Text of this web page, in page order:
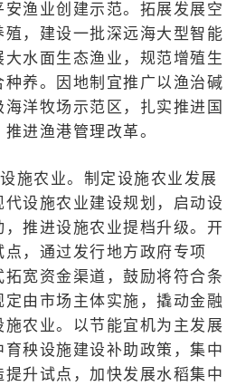
渔业创建示范。拓展发展空
，建设一批深远海大型智能
水面生态渔业，规范增殖生
养。因地制宜推广以渔治碱
洋牧场示范区，扎实推进国
进渔港管理改革。
施农业。制定设施农业发展
设施农业建设规划，启动设
推进设施农业提档升级。开
，通过发行地方政府专项
宽资金渠道，鼓励将符合条
由市场主体实施，撬动金融
农业。以节能宜机为主发展
秧设施建设补助政策，集中
升试点，加快发展水稻集中